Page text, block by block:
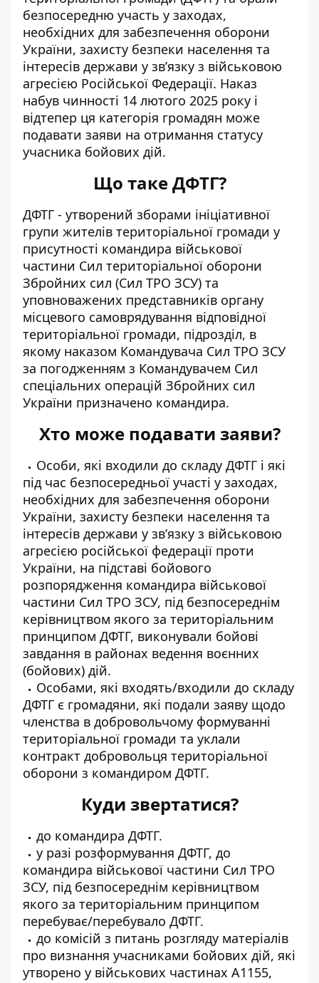
безпосередню участь у заходах,
необхідних для забезпечення оборони
України, захисту безпеки населення та
інтересів держави у зв’язку з військовою
агресією Російської Федерації. Наказ
набув чинності 14 лютого 2025 року і
відтепер ця категорія громадян може
подавати заяви на отримання статусу
учасника бойових дій.
Що таке ДФТГ?
ДФТГ - утворений зборами ініціативної
групи жителів територіальної громади у
присутності командира військової
частини Сил територіальної оборони
Збройних сил (Сил ТРО ЗСУ) та
уповноважених представників органу
місцевого самоврядування відповідної
територіальної громади, підрозділ, в
якому наказом Командувача Сил ТРО ЗСУ
за погодженням з Командувачем Сил
спеціальних операцій Збройних сил
України призначено командира.
Хто може подавати заяви?
Особи, які входили до складу ДФТГ і які
під час безпосередньої участі у заходах,
необхідних для забезпечення оборони
України, захисту безпеки населення та
інтересів держави у зв’язку з військовою
агресією російської федерації проти
України, на підставі бойового
розпорядження командира військової
частини Сил ТРО ЗСУ, під безпосереднім
керівництвом якого за територіальним
принципом ДФТГ, виконували бойові
завдання в районах ведення воєнних
(бойових) дій.
Особами, які входять/входили до складу
ДФТГ є громадяни, які подали заяву щодо
членства в добровольчому формуванні
територіальної громади та уклали
контракт добровольця територіальної
оборони з командиром ДФТГ.
Куди звертатися?
до командира ДФТГ.
у разі розформування ДФТГ, до
командира військової частини Сил ТРО
ЗСУ, під безпосереднім керівництвом
якого за територіальним принципом
перебуває/перебувало ДФТГ.
до комісій з питань розгляду матеріалів
про визнання учасниками бойових дій, які
утворено у військових частинах А1155,